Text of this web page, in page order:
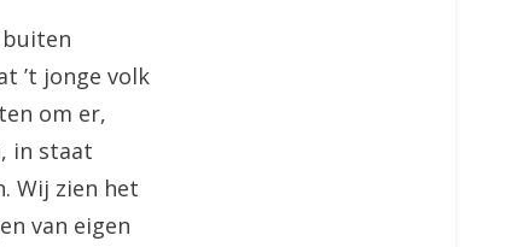
’t jonge volk
om er,
in staat
Wij zien het
van eigen